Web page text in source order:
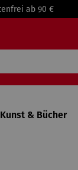
ab 90 €
Kunst & Bücher